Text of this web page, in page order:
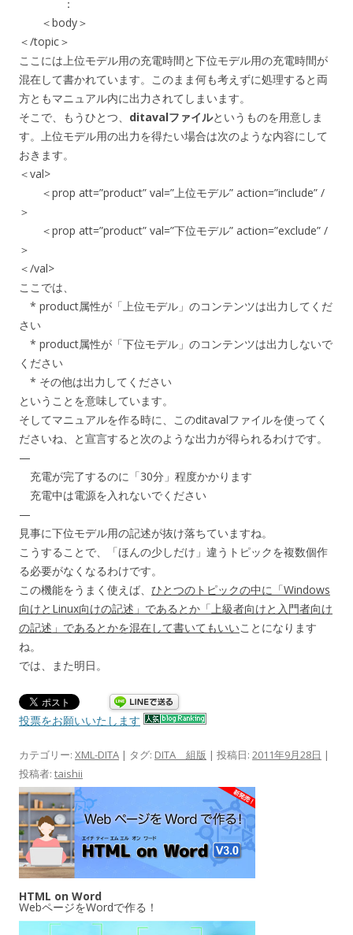
：
＜body＞
＜/topic＞
ここには上位モデル用の充電時間と下位モデル用の充電時間が
混在して書かれています。このまま何も考えずに処理すると両
方ともマニュアル内に出力されてしまいます。
そこで、もうひとつ、 ditavalファイルというものを用意しま
す。上位モデル用の出力を得たい場合は次のような内容にして
おきます。
＜val>
＜prop att=”product” val=”上位モデル” action=”include” /
＞
＜prop att=”product” val=”下位モデル” action=”exclude” /
＞
＜/val>
ここでは、
* product属性が「上位モデル」のコンテンツは出力してくだ
さい
* product属性が「下位モデル」のコンテンツは出力しないで
ください
* その他は出力してください
ということを意味しています。
そしてマニュアルを作る時に、このditavalファイルを使ってく
ださいね、と宣言すると次のような出力が得られるわけです。
—
充電が完了するのに「30分」程度かかります
充電中は電源を入れないでください
—
見事に下位モデル用の記述が抜け落ちていますね。
こうすることで、「ほんの少しだけ」違うトピックを複数個作
る必要がなくなるわけです。
この機能をうまく使えば、 ひとつのトピックの中に「Windows
向けとLinux向けの記述」であるとか「上級者向けと入門者向け
の記述」であるとかを混在して書いてもいいことになります
ね。
では、また明日。
投票をお願いいたします
カテゴリー: XML-DITA | タグ: DITA 組版 | 投稿日: 2011年9月28日 |
投稿者: taishii
HTML on Word
WebページをWordで作る！